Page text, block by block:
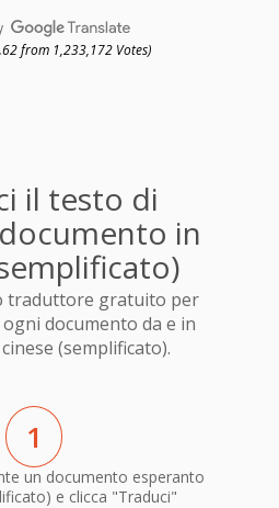
from 1,233,172 Votes)
il testo di
in
traduttore gratuito per
documento da e in
(semplificato).
1
un documento esperanto
e clicca "Traduci"